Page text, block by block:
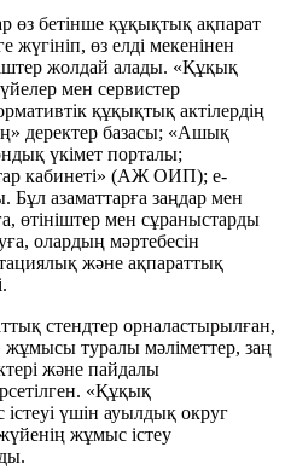
өз бетінше құқықтық ақпарат
жүгініп, өз елді мекенінен
жолдай алады. «Құқық
мен сервистер
құқықтық актілердің
деректер базасы; «Ашық
үкімет порталы;
кабинеті» (АЖ ОИП); e-
Бұл азаматтарға заңдар мен
өтініштер мен сұраныстарды
олардың мәртебесін
және ақпараттық
стендтер орналастырылған,
жұмысы туралы мәліметтер, заң
және пайдалы
«Құқық
істеуі үшін ауылдық округ
жұмыс істеу